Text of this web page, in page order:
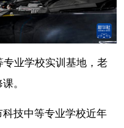
业学校实训基地，老
。
技中等专业学校近年